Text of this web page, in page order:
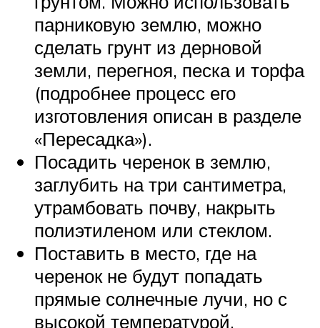
парниковую землю, можно
сделать грунт из дерновой
земли, перегноя, песка и торфа
(подробнее процесс его
изготовления описан в разделе
«Пересадка»).
Посадить черенок в землю,
заглубить на три сантиметра,
утрамбовать почву, накрыть
полиэтиленом или стеклом.
Поставить в место, где на
черенок не будут попадать
прямые солнечные лучи, но с
высокой температурой.